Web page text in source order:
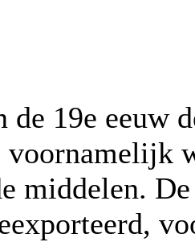
de 19e eeuw
voornamelijk
middelen.